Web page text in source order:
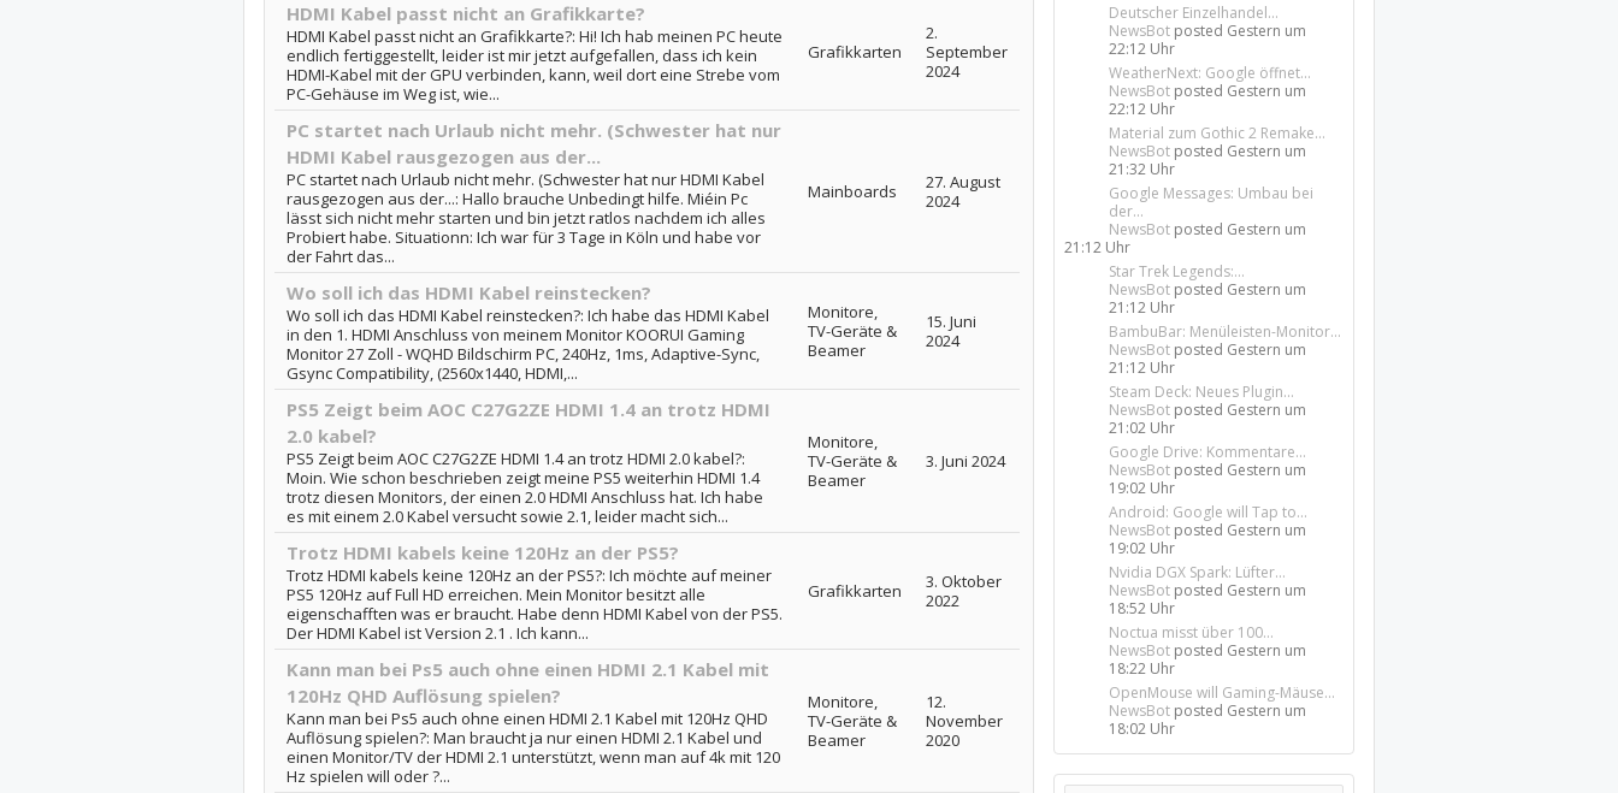
HDMI Kabel passt nicht an Grafikkarte?
HDMI Kabel passt nicht an Grafikkarte?: Hi! Ich hab meinen PC heute
endlich fertiggestellt, leider ist mir jetzt aufgefallen, dass ich kein
HDMI-Kabel mit der GPU verbinden, kann, weil dort eine Strebe vom
PC-Gehäuse im Weg ist, wie...
Grafikkarten
2.
September
2024
PC startet nach Urlaub nicht mehr. (Schwester hat nur
HDMI Kabel rausgezogen aus der...
PC startet nach Urlaub nicht mehr. (Schwester hat nur HDMI Kabel
rausgezogen aus der...: Hallo brauche Unbedingt hilfe. Miéin Pc
lässt sich nicht mehr starten und bin jetzt ratlos nachdem ich alles
Probiert habe. Situationn: Ich war für 3 Tage in Köln und habe vor
der Fahrt das...
Mainboards
27. August
2024
Wo soll ich das HDMI Kabel reinstecken?
Wo soll ich das HDMI Kabel reinstecken?: Ich habe das HDMI Kabel
in den 1. HDMI Anschluss von meinem Monitor KOORUI Gaming
Monitor 27 Zoll - WQHD Bildschirm PC, 240Hz, 1ms, Adaptive-Sync,
Gsync Compatibility, (2560x1440, HDMI,...
Monitore,
TV-Geräte &
Beamer
15. Juni
2024
PS5 Zeigt beim AOC C27G2ZE HDMI 1.4 an trotz HDMI
2.0 kabel?
PS5 Zeigt beim AOC C27G2ZE HDMI 1.4 an trotz HDMI 2.0 kabel?:
Moin. Wie schon beschrieben zeigt meine PS5 weiterhin HDMI 1.4
trotz diesen Monitors, der einen 2.0 HDMI Anschluss hat. Ich habe
es mit einem 2.0 Kabel versucht sowie 2.1, leider macht sich...
Monitore,
TV-Geräte &
Beamer
3. Juni 2024
Trotz HDMI kabels keine 120Hz an der PS5?
Trotz HDMI kabels keine 120Hz an der PS5?: Ich möchte auf meiner
PS5 120Hz auf Full HD erreichen. Mein Monitor besitzt alle
eigenschafften was er braucht. Habe denn HDMI Kabel von der PS5.
Der HDMI Kabel ist Version 2.1 . Ich kann...
Grafikkarten
3. Oktober
2022
Kann man bei Ps5 auch ohne einen HDMI 2.1 Kabel mit
120Hz QHD Auflösung spielen?
Kann man bei Ps5 auch ohne einen HDMI 2.1 Kabel mit 120Hz QHD
Auflösung spielen?: Man braucht ja nur einen HDMI 2.1 Kabel und
einen Monitor/TV der HDMI 2.1 unterstützt, wenn man auf 4k mit 120
Hz spielen will oder ?...
Monitore,
TV-Geräte &
Beamer
12.
November
2020
Deutscher Einzelhandel...
NewsBot posted Gestern um
22:12 Uhr
WeatherNext: Google öffnet...
NewsBot posted Gestern um
22:12 Uhr
Material zum Gothic 2 Remake...
NewsBot posted Gestern um
21:32 Uhr
Google Messages: Umbau bei
der...
NewsBot posted Gestern um
21:12 Uhr
Star Trek Legends:...
NewsBot posted Gestern um
21:12 Uhr
BambuBar: Menüleisten-Monitor...
NewsBot posted Gestern um
21:12 Uhr
Steam Deck: Neues Plugin...
NewsBot posted Gestern um
21:02 Uhr
Google Drive: Kommentare...
NewsBot posted Gestern um
19:02 Uhr
Android: Google will Tap to...
NewsBot posted Gestern um
19:02 Uhr
Nvidia DGX Spark: Lüfter...
NewsBot posted Gestern um
18:52 Uhr
Noctua misst über 100...
NewsBot posted Gestern um
18:22 Uhr
OpenMouse will Gaming-Mäuse...
NewsBot posted Gestern um
18:02 Uhr